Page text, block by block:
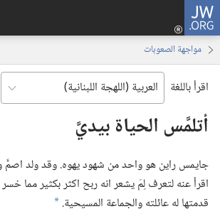
JW.ORG
مواجهة الصعوبات
اقرأ باللغة
أتلمَّس الحياة بيديَّ
جايمس راين هو واحد من شهود يهوه.‏ وقد ولد اصمَّ
اقرأ عنه لتعرف لِمَ يشعر انه ربح اكثر بكثير مما
قدمتها له عائلته والجماعة المسيحية.‏ a